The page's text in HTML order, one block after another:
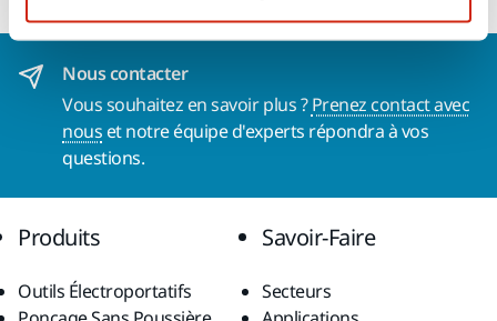
Nous contacter
Vous souhaitez en savoir plus ?Prenez contact avec
nous et notre équipe d'experts répondra à vos
questions.
Produits
Outils Électroportatifs
Savoir-Faire
Secteurs